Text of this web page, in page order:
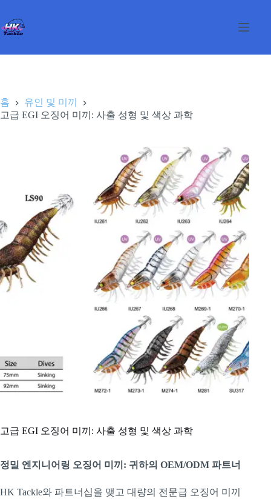
으
건
홈
유인 및 미끼
고급 EGI 오징어 미끼: 사출 성형 및 색상 과학
고급 EGI 오징어 미끼: 사출 성형 및 색상 과학
정밀 엔지니어링 오징어 미끼: 귀하의 OEM/ODM 파트너
HK Tackle와 파트너십을 맺고 대량의 전문급 오징어 미끼